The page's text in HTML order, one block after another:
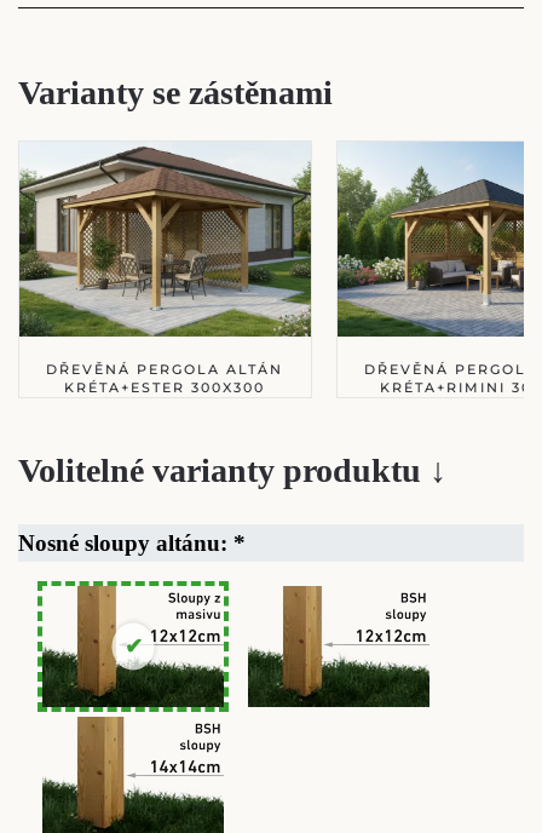
Varianty se zástěnami
DŘEVĚNÁ PERGOLA ALTÁN
KRÉTA+ESTER 300X300
DŘEVĚNÁ
KRÉTA+RIMINI
Volitelné varianty produktu ↓
Nosné sloupy altánu: *